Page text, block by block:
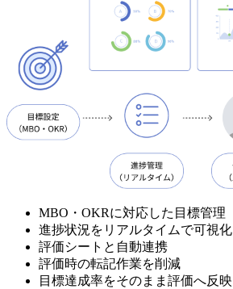
MBO・OKRに対応した目標管理
進捗状況をリアルタイムで可視化
評価シートと自動連携
評価時の転記作業を削減
目標達成率をそのまま評価へ反映